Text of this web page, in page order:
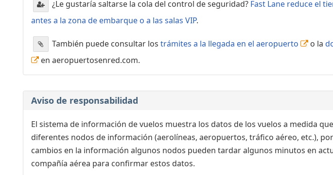
¿Le gustaría saltarse la cola del control de seguridad? Fast Lane reduce el
antes a la zona de embarque o a las salas VIP.
También puede consultar los trámites a la llegada en el aeropuerto o la
en aeropuertosenred.com.
Aviso de responsabilidad
El sistema de información de vuelos muestra los datos de los vuelos a medida
diferentes nodos de información (aerolíneas, aeropuertos, tráfico aéreo, etc.),
cambios en la información algunos nodos pueden tardar algunos minutos en
compañía aérea para confirmar estos datos.